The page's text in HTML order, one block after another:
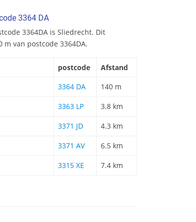
3364 DA
3364DA is Sliedrecht. Dit
van postcode 3364DA.
postcode
Afstand
3364 DA 140 m
3363 LP 3.8 km
3371 JD 4.3 km
3371 AV 6.5 km
3315 XE 7.4 km